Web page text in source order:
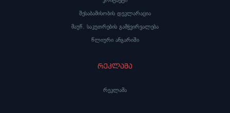
შესაბამისობის დეკლარაცია
მაუწ. საკუთრების გამჭვირვალება
წლიური ანგარიში
რეკლამა
რეკლამა